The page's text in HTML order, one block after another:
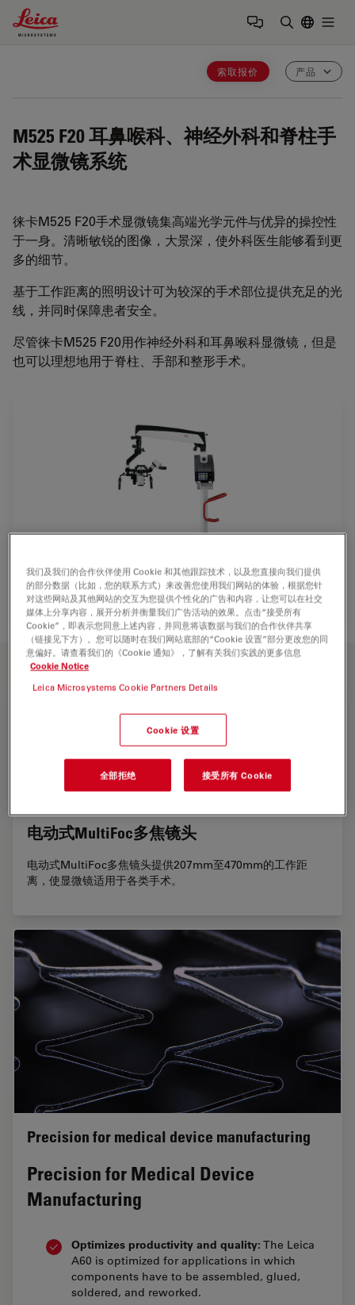
Leica Microsystems Logo
索取报价 产品
M525 F20耳鼻喉科、神经外科和脊柱手
术显微镜系统
徕卡M525 F20手术显微镜集高端光学元件与优异的操控性
于一身。清晰敏锐的图像，大景深，使外科医生能够看到更
多的细节。
基于工作距离的照明设计可为较深的手术部位提供充足的光
线，并同时保障患者安全。
尽管徕卡M525 F20用作神经外科和耳鼻喉科显微镜，但是
也可以理想地用于脊柱、手部和整形手术。
主要功能
平稳、精细的移动
徕卡M525 F20的操控性与紧凑设计保证了平稳精细的运动，
改善了外科医生的舒适度和患者护理。
电动式MultiFoc多焦镜头
电动式MultiFoc多焦镜头提供207mm至470mm的工作距
离，使显微镜适用于各类手术。
Precision for medical device manufacturing
Precision for Medical Device
Manufacturing
Optimizes productivity and quality: The Leica
A60 is optimized for applications in which
components have to be assembled, glued,
soldered, and reworked.
我们及我们的合作伙伴使用 Cookie 和其他跟踪技术，以及您直接向我们提供
的部分数据（比如，您的联系方式）来改善您使用我们网站的体验，根据您针
对这些网站及其他网站的交互为您提供个性化的广告和内容，让您可以在社交
媒体上分享内容，展开分析并衡量我们广告活动的效果。点击“接受所有
Cookie”，即表示您同意上述内容，并同意将该数据与我们的合作伙伴共享
（链接见下方）。您可以随时在我们网站底部的“Cookie 设置”部分更改您的同
意偏好。请查看我们的《Cookie 通知》，了解有关我们实践的更多信息
Cookie Notice
Leica Microsystems Cookie Partners Details
Cookie 设置
全部拒绝 接受所有 Cookie